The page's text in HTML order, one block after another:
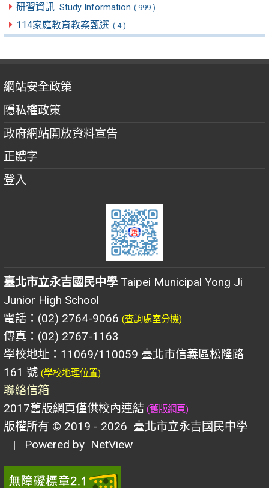
研習資訊 Study Information ( 999 )
114家庭教育教案甄選 ( 4 )
網站安全政策
隱私權政策
政府網站開放資料宣告
正體字
登入
臺北市立永吉國民中學 Taipei Municipal Yong Ji
Junior High School
電話：(02) 2764-9066 (查詢處室分機)
傳真：(02) 2767-1163
學校地址：11069/110059 臺北市信義區松隆路
161 號 (學校地理位置)
聯絡信箱
2017舊版網頁僅供校內連結 (舊版網頁)
版權所有 © 2019 - 2026 臺北市立永吉國民中學
| Powered by NetView